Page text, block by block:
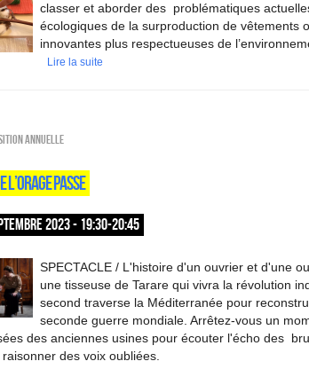
classer et aborder des problématiques
écologiques de la surproduction de vêtements
innovantes plus respectueuses de
Lire la suite
annuelle
L’ORAGE PASSE
2023 - 19:30-20:45
SPECTACLE / L'histoire d'un ouvrier et d'une
une tisseuse de Tarare qui vivra la révolution
second traverse la Méditerranée pour
seconde guerre mondiale. Arrêtez-vous un
des anciennes usines pour écouter l'écho des
des voix oubliées.